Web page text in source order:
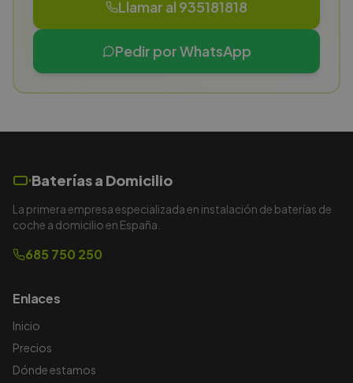
Llamar al 935181818
Pedir por WhatsApp
Baterías a Domicilio
La primera empresa especializada en instalación de baterías de
coche a domicilio en España.
685 750 250
Enlaces
Inicio
Precios
Dónde estamos